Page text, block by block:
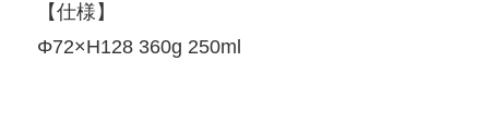
【仕様】
Φ72×H128 360g 250ml